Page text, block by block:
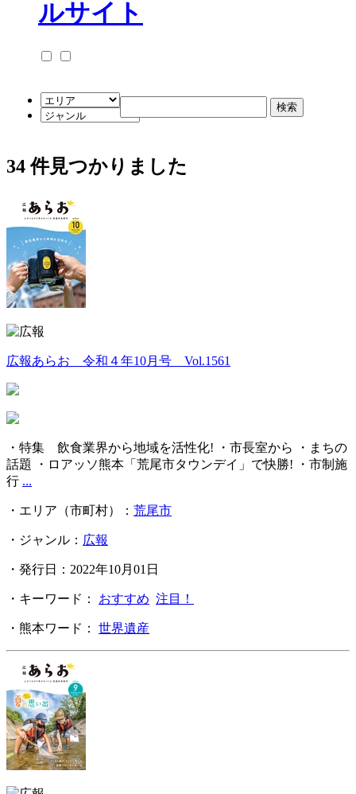
34件見つかりました
広報あらお 令和４年10月号 Vol.1561
・特集 飲食業界から地域を活性化! ・市長室から ・まちの
話題 ・ロアッソ熊本「荒尾市タウンデイ」で快勝! ・市制施
行 ...
・エリア（市町村）： 荒尾市
・ジャンル： 広報
・発行日：2022年10月01日
・キーワード： おすすめ 注目！
・熊本ワード： 世界遺産